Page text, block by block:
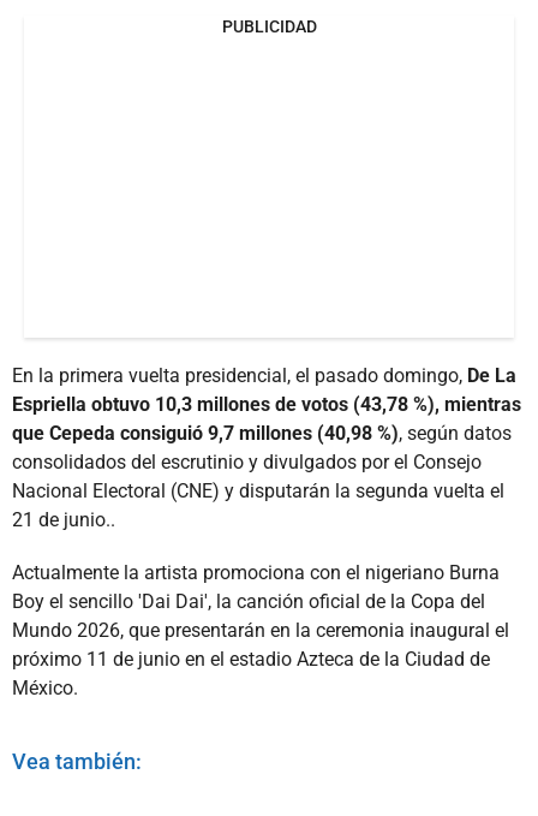
PUBLICIDAD
En la primera vuelta presidencial, el pasado domingo, De La
Espriella obtuvo 10,3 millones de votos (43,78 %), mientras
que Cepeda consiguió 9,7 millones (40,98 %), según datos
consolidados del escrutinio y divulgados por el Consejo
Nacional Electoral (CNE) y disputarán la segunda vuelta el
21 de junio..
Actualmente la artista promociona con el nigeriano Burna
Boy el sencillo 'Dai Dai', la canción oficial de la Copa del
Mundo 2026, que presentarán en la ceremonia inaugural el
próximo 11 de junio en el estadio Azteca de la Ciudad de
México.
Vea también: